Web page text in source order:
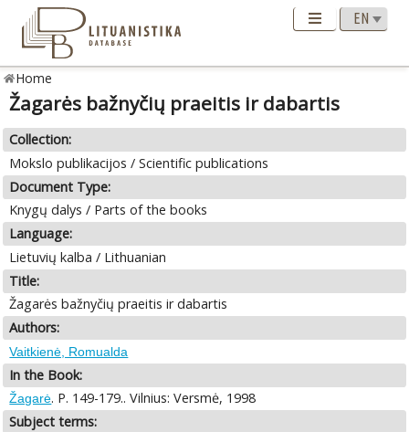
Home
Žagarės bažnyčių praeitis ir dabartis
Collection:
Mokslo publikacijos / Scientific publications
Document Type:
Knygų dalys / Parts of the books
Language:
Lietuvių kalba / Lithuanian
Title:
Žagarės bažnyčių praeitis ir dabartis
Authors:
Vaitkienė, Romualda
In the Book:
Žagarė. P. 149-179.. Vilnius: Versmė, 1998
Subject terms: